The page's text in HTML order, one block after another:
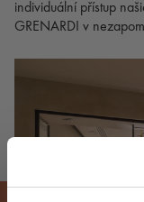
individuální přístup
GRENARDI v